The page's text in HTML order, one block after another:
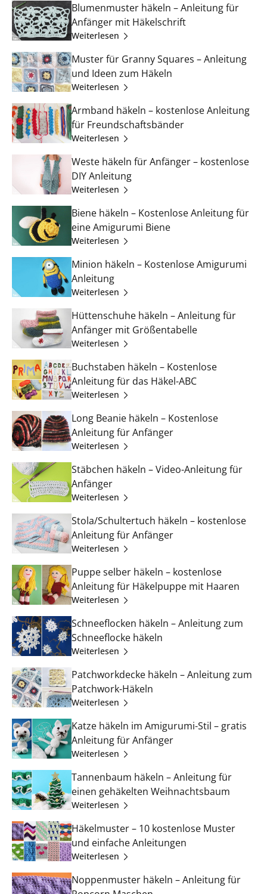
Blumenmuster häkeln – Anleitung für
Anfänger mit Häkelschrift
Weiterlesen
Muster für Granny Squares – Anleitung
und Ideen zum Häkeln
Weiterlesen
Armband häkeln – kostenlose Anleitung
für Freundschaftsbänder
Weiterlesen
Weste häkeln für Anfänger – kostenlose
DIY Anleitung
Weiterlesen
Biene häkeln – Kostenlose Anleitung für
eine Amigurumi Biene
Weiterlesen
Minion häkeln – Kostenlose Amigurumi
Anleitung
Weiterlesen
Hüttenschuhe häkeln – Anleitung für
Anfänger mit Größentabelle
Weiterlesen
Buchstaben häkeln – Kostenlose
Anleitung für das Häkel-ABC
Weiterlesen
Long Beanie häkeln – Kostenlose
Anleitung für Anfänger
Weiterlesen
Stäbchen häkeln – Video-Anleitung für
Anfänger
Weiterlesen
Stola/Schultertuch häkeln – kostenlose
Anleitung für Anfänger
Weiterlesen
Puppe selber häkeln – kostenlose
Anleitung für Häkelpuppe mit Haaren
Weiterlesen
Schneeflocken häkeln – Anleitung zum
Schneeflocke häkeln
Weiterlesen
Patchworkdecke häkeln – Anleitung zum
Patchwork-Häkeln
Weiterlesen
Katze häkeln im Amigurumi-Stil – gratis
Anleitung für Anfänger
Weiterlesen
Tannenbaum häkeln – Anleitung für
einen gehäkelten Weihnachtsbaum
Weiterlesen
Häkelmuster – 10 kostenlose Muster
und einfache Anleitungen
Weiterlesen
Noppenmuster häkeln – Anleitung für